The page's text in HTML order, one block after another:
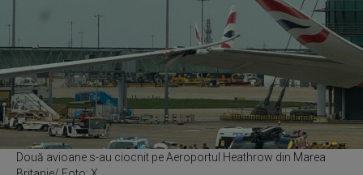
Două avioane s-au ciocnit pe Aeroportul Heathrow din Marea